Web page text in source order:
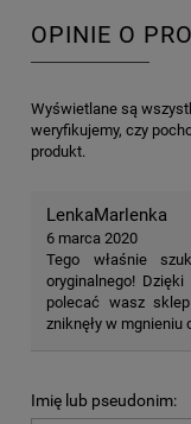
OPINIE O
Wyświetlane są
weryfikujemy, czy
produkt.
LenkaMarlenka
6 marca 2020
Tego właśnie
oryginalnego!
polecać wasz
zniknęły w mgnieniu
Imię lub pseudonim: